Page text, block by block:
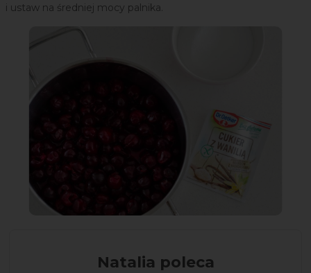
i ustaw na średniej mocy palnika.
Natalia poleca